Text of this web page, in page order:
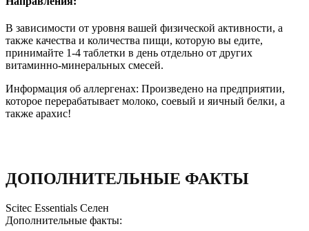
В зависимости от уровня вашей физической активности, а
также качества и количества пищи, которую вы едите,
принимайте 1-4 таблетки в день отдельно от других
витаминно-минеральных смесей.
Информация об аллергенах: Произведено на предприятии,
которое перерабатывает молоко, соевый и яичный белки, а
также арахис!
ДОПОЛНИТЕЛЬНЫЕ ФАКТЫ
Scitec Essentials Селен
Дополнительные факты: